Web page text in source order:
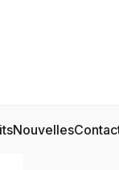
Nouvelles